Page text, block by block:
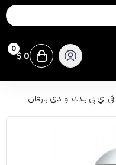
0 0 $
في اي بي بلاك او دى بارفان